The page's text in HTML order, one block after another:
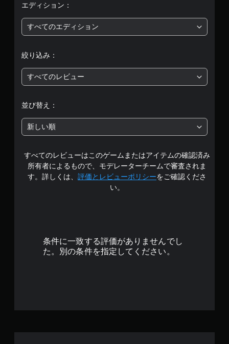
価
5
段
中
の
2
.
エディション：
すべてのエディション
絞り込み：
すべてのレビュー
並び替え：
新しい順
すべてのレビューはこのゲームまたはアイテムの確認済み
所有者によるもので、モデレーターチームで審査されま
す。詳しくは、 評価とレビューポリシーをご確認くださ
い。
条件に一致する評価がありませんでし
た。別の条件を指定してください。